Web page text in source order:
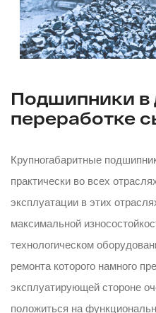
Подшипники в
переработке
Крупногабаритные
практически во всех
эксплуатации в этих
максимальной
технологическом
ремонта которого намного
эксплуатирующей стороне
положиться на